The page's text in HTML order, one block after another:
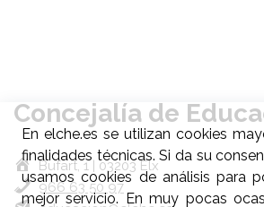
Concejalía de
Bufart, 1 | 03203 Elx
966 63 50 97
En elche.es se utilizan cookies
finalidades técnicas. Si da su
usamos cookies de análisis para
mejor servicio. En muy pocas